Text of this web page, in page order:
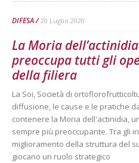
DIFESA 20 Luglio 2020
La Moria dell’actinidia
preoccupa tutti gli
della filiera
La Soi, Società di
diffusione, le cause e le pratiche
contenere la Moria dell'actinidia,
sempre più preoccupante. Tra gli
miglioramento della struttura del
giocano un ruolo strategico